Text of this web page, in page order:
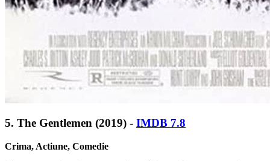
5. The Gentlemen (2019) - IMDB 7.8
Crima, Actiune, Comedie